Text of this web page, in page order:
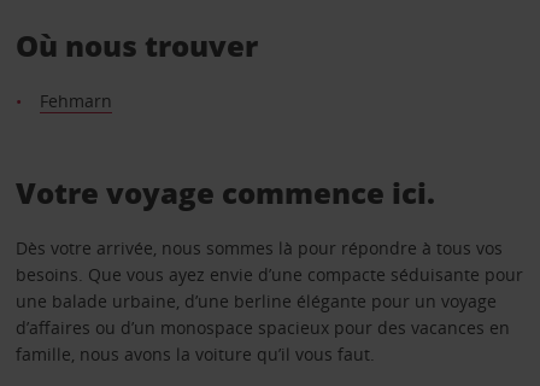
Où nous trouver
Fehmarn
Votre voyage commence ici.
Dès votre arrivée, nous sommes là pour répondre à tous vos
besoins. Que vous ayez envie d’une compacte séduisante pour
une balade urbaine, d’une berline élégante pour un voyage
d’affaires ou d’un monospace spacieux pour des vacances en
famille, nous avons la voiture qu’il vous faut.